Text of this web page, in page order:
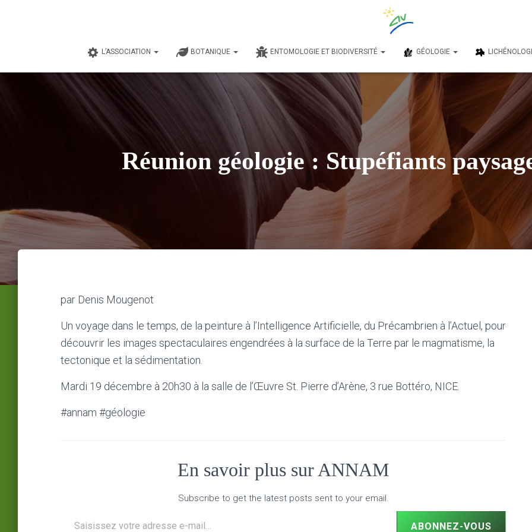
L’ASSOCIATION BOTANIQUE ENTOMOLOGIE ET BIODIVERSITÉ GÉOLOGIE
Réunion géologie : Stupéfiants
par Denis Mougenot
Un voyage dans le temps, de la peinture à l’Intelligence Artificielle, du Précambrien à l’Actuel, pour
découvrir les images spectaculaires engendrées à la surface de la Terre par le magmatisme, la
tectonique et la sédimentation.
Mardi 19 décembre à 20h30 à la salle de l’Œuvre St. Pierre d’Arène, 3 rue Bottéro, NICE.
#annam #géologie
En savoir plus sur ANNAM
Subscribe to get the latest posts sent to your email.
ABONNEZ-VOUS